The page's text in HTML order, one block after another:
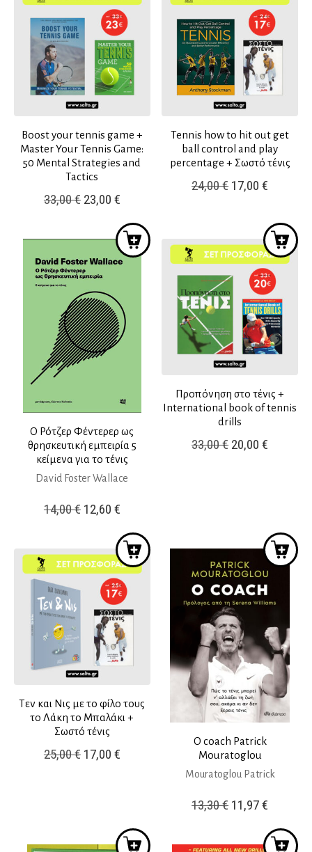
12,00 €.
19,00 €.
Boost your tennis game +
Master Your Tennis Game:
50 Mental Strategies and
Tactics
33,00€ Original
was:
33,00 €.
23,00 €Η
τιμή
είναι:
Tennis how to hit out get
ball control and play
percentage + Σωστό τένις
24,00€ Original
24,00 €.
17,00€
τιμή
είναι:
17,00 €.
Ο Ρότζερ Φέντερερ ως
θρησκευτική εμπειρία 5
κείμενα για το τένις
David Foster Wallace
14,00€ Original
14,00 €.
12,60 €Η
τιμή
είναι:
12,60 €.
Προπόνηση στο τένις +
International book of tennis
drills
33,00€ Original
20,00€
Τεν και Νις με το φίλο τους
το Λάκη το Μπαλάκι +
Σωστό τένις
25,00€ Original
17,00 €Η
17,00 €.
Ο coach Patrick
Mouratoglou
Mouratoglou Patrick
13,30€ Original
was:
11,97€
τιμή